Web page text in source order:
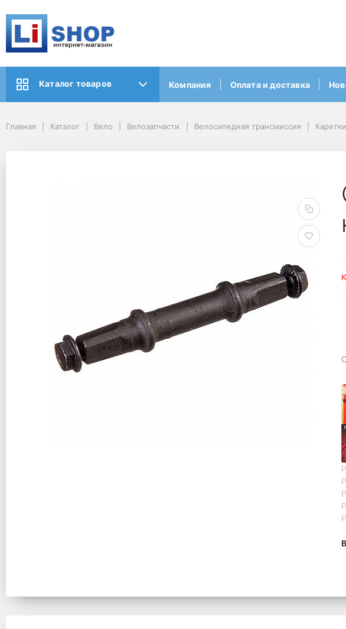
Каталог товаров Компания Оплата и доставка
Главная Каталог Вело Велозапчасти Велосипедная трансмиссия Каретки